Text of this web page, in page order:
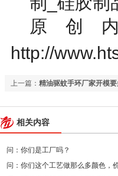
原创
http://
上一篇： 精油驱蚊手环厂家开模
相关内容
问：你们是工厂吗？
问：你们这个工艺做那么多颜色，